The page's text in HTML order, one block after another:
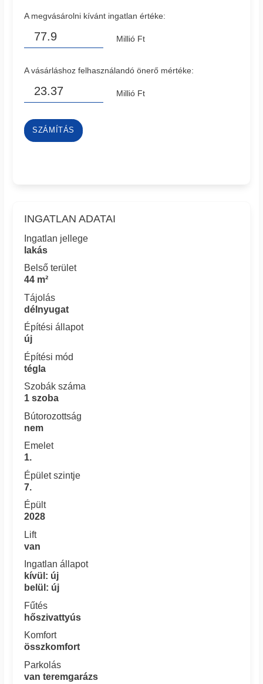
A megvásárolni kívánt ingatlan értéke:
Millió Ft
A vásárláshoz felhasználandó önerő mértéke:
Millió Ft
SZÁMÍTÁS
INGATLAN ADATAI
Ingatlan jellege
lakás
Belső terület
44 m²
Tájolás
délnyugat
Építési állapot
új
Építési mód
tégla
Szobák száma
1 szoba
Bútorozottság
nem
Emelet
1.
Épület szintje
7.
Épült
2028
Lift
van
Ingatlan állapot
kívül: új
belül: új
Fűtés
hőszivattyús
Komfort
összkomfort
Parkolás
van teremgarázs